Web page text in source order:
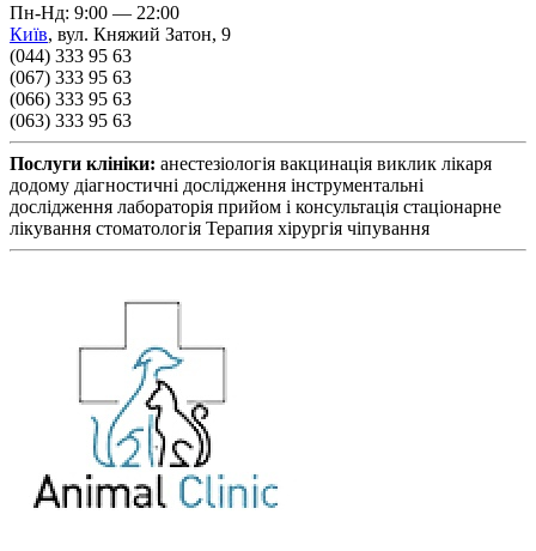
Пн-Нд: 9:00 — 22:00
Київ, вул. Княжий Затон, 9
(044) 333 95 63
(067) 333 95 63
(066) 333 95 63
(063) 333 95 63
Послуги клініки: анестезіологія вакцинація виклик лікаря
додому діагностичні дослідження інструментальні
дослідження лабораторія прийом і консультація стаціонарне
лікування стоматологія Терапия хірургія чіпування